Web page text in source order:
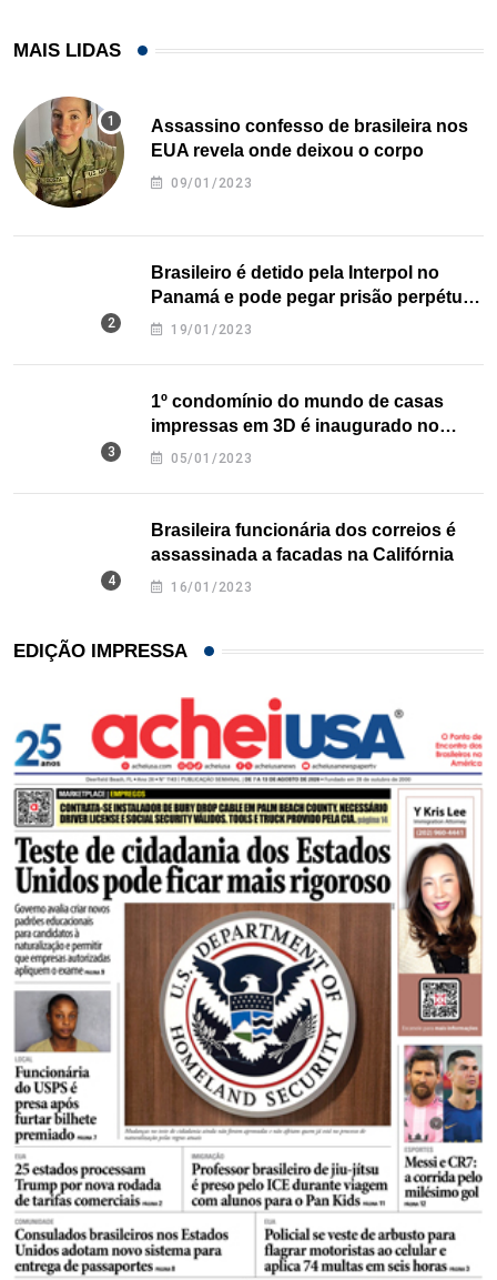
MAIS LIDAS
Assassino confesso de brasileira nos
EUA revela onde deixou o corpo
09/01/2023
Brasileiro é detido pela Interpol no
Panamá e pode pegar prisão perpétua
nos EUA
19/01/2023
1º condomínio do mundo de casas
impressas em 3D é inaugurado no
Texas
05/01/2023
Brasileira funcionária dos correios é
assassinada a facadas na Califórnia
16/01/2023
EDIÇÃO IMPRESSA